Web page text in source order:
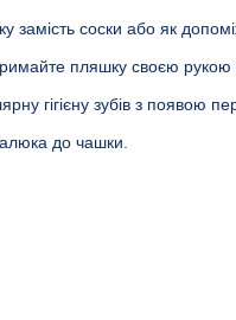
замість соски або як
пляшку своєю
гігієну зубів з появою
до чашки.